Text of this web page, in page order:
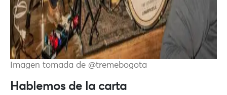
Imagen tomada de @tremebogota
Hablemos de la carta